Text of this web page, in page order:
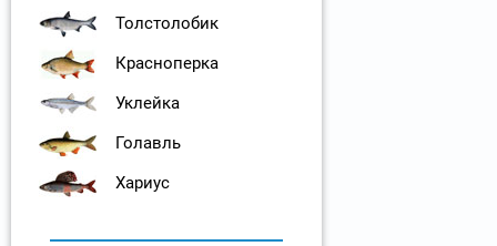
Толстолобик
Красноперка
Уклейка
Голавль
Хариус